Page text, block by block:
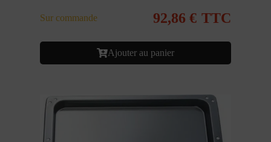
Sur commande 92,86 € TTC
Ajouter au panier